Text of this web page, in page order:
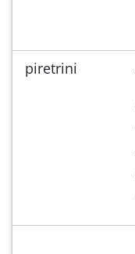
piretrini